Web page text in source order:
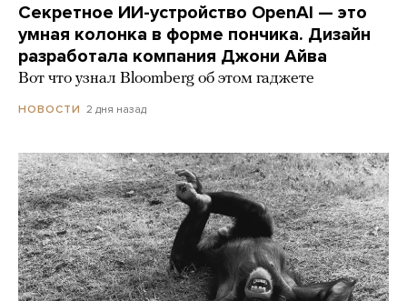
Секретное ИИ-устройство OpenAI — это
умная колонка в форме пончика. Дизайн
разработала компания Джони Айва
Вот что узнал Bloomberg об этом гаджете
НОВОСТИ 2 дня назад